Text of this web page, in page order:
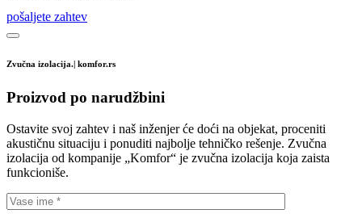
pošaljete zahtev
Zvučna izolacija.| komfor.rs
Proizvod po narudžbini
Ostavite svoj zahtev i naš inženjer će doći na objekat, proceniti
akustičnu situaciju i ponuditi najbolje tehničko rešenje. Zvučna
izolacija od kompanije „Komfor“ je zvučna izolacija koja zaista
funkcioniše.